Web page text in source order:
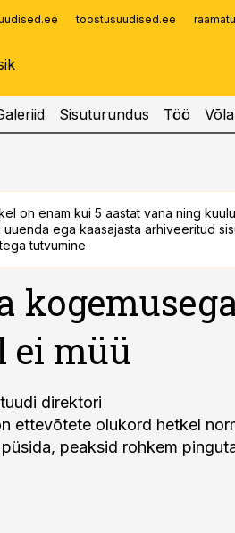
toostusuudised.ee
Sisuturundus Töö
on enam kui 5 aastat vana ning
uuenda ega kaasajasta arhiveeritud
tutvumine
ei müü
direktori
ettevõtete olukord hetkel
peaksid rohkem